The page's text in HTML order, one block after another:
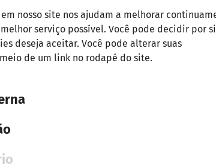
em nosso site nos ajudam a melhorar
serviço possível. Você pode decidir por si
deseja aceitar. Você pode alterar suas
de um link no rodapé do site.